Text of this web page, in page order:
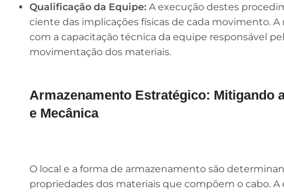
Qualificação da Equipe:A execução destes
ciente das implicações físicas de cada movimento.
com a capacitação técnica da equipe responsável
movimentação dos materiais.
Armazenamento Estratégico: Mitigando
e Mecânica
O local e a forma de armazenamento são
propriedades dos materiais que compõem o cabo.